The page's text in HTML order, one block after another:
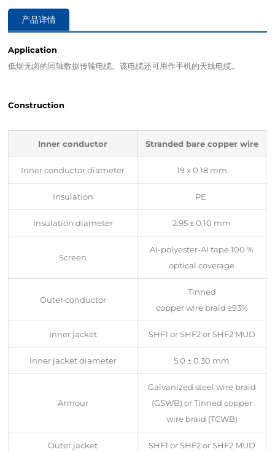
产品详情
Application
低烟无卤的同轴数据传输电缆。该电缆还可用作手机的天线电缆。
Construction
Inner conductor Stranded bare copper wire
Inner conductor diameter 19 x 0.18 mm
Insulation PE
Insulation diameter 2.95 ± 0.10 mm
Screen
Al-polyester-Al tape 100 %
optical coverage
Outer conductor
Tinned
copper wire braid ≥93%
Inner jacket SHF1 or SHF2 or SHF2 MUD
Inner jacket diameter 5.0 ± 0.30 mm
Armour
Galvanized steel wire braid
(GSWB) or Tinned copper
wire braid (TCWB)
Outer jacket SHF1 or SHF2 or SHF2 MUD